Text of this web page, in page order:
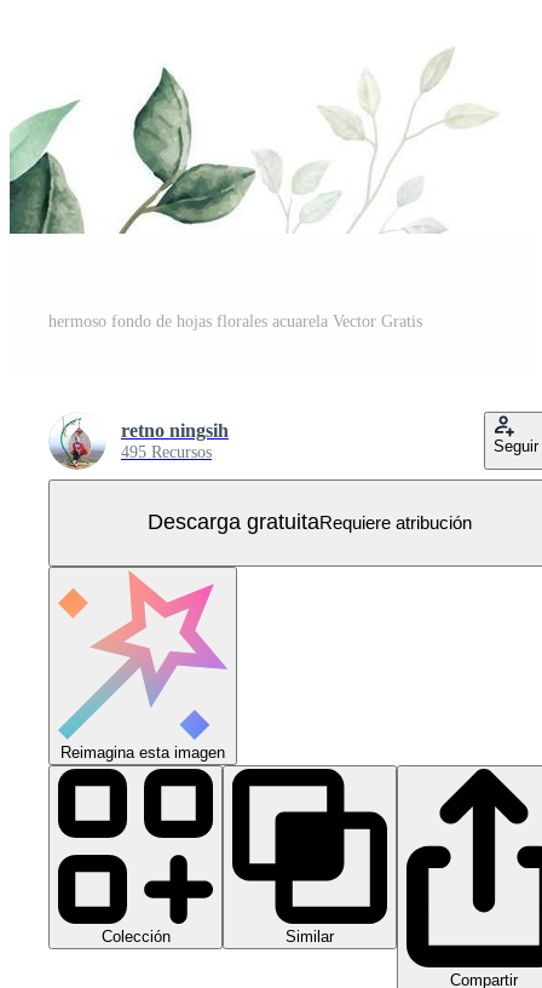
hermoso fondo de hojas florales acuarela Vector Gratis
retno ningsih
495 Recursos Seguir
Descarga gratuitaRequiere atribución
Reimagina esta imagen
Colección Similar
Compartir